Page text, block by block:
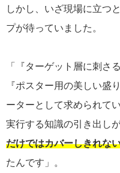
しかし、いざ現場に立つ
プが待っていました。
「『ターゲット層に刺さ
『ポスター用の美しい盛
ーターとして求められて
実行する知識の引き出し
だけではカバーしきれな
たんです」。